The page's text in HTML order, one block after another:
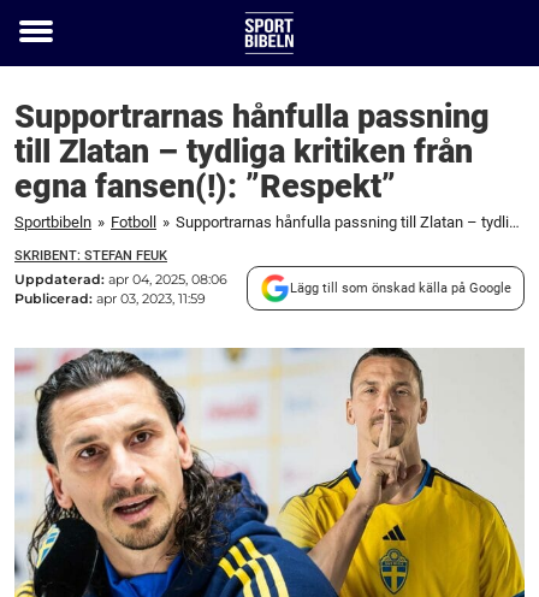
Toggle
Supportrarnas hånfulla passning
till Zlatan – tydliga kritiken från
egna fansen(!): ”Respekt”
Sportbibeln » Fotboll » Supportrarnas hånfulla passning till Zlatan – tydliga kritiken från egna fansen(!): "Respekt"
SKRIBENT: STEFAN FEUK
Uppdaterad: apr 04, 2025, 08:06
Publicerad: apr 03, 2023, 11:59
Lägg till som önskad källa på Google